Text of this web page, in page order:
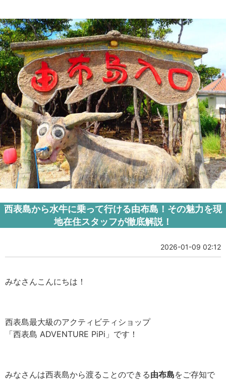
西表島から水牛に乗って行ける由布島！その魅力を現
地在住スタッフが徹底解説！
2026-01-09 02:12
みなさんこんにちは！
西表島最大級のアクティビティショップ
「西表島 ADVENTURE PiPi」です！
みなさんは西表島から渡ることのできる由布島をご存知で